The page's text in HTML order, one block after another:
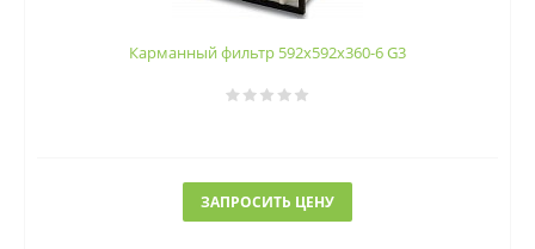
Карманный фильтр 592х592х360-6 G3
ЗАПРОСИТЬ ЦЕНУ